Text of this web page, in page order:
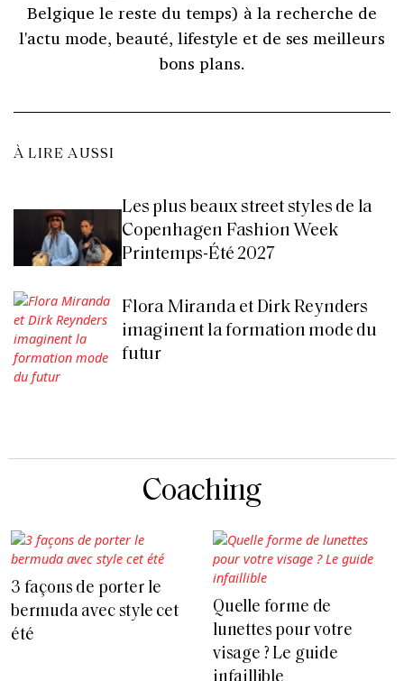
Belgique le reste du temps) à la recherche de
l'actu mode, beauté, lifestyle et de ses meilleurs
bons plans.
À LIRE AUSSI
Les plus beaux street styles de la
Copenhagen Fashion Week
Printemps-Été 2027
Flora Miranda et Dirk Reynders
imaginent la formation mode du
futur
Coaching
3 façons de porter le
bermuda avec style cet
été
Quelle forme de
lunettes pour votre
visage ? Le guide